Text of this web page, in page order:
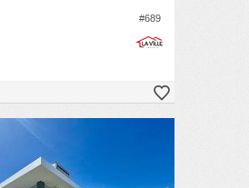
#689